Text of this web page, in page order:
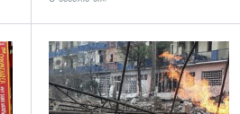
გადახედვა